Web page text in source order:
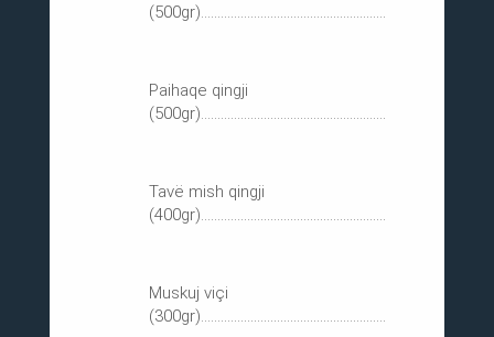
(500gr)........................................................
Paihaqe qingji
(500gr)........................................................
Tavë mish qingji
(400gr)........................................................
Muskuj viçi
(300gr)........................................................